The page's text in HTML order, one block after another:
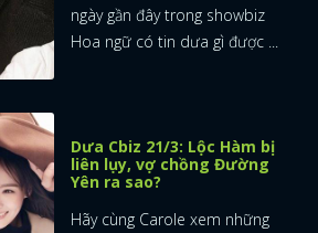
ngày gần đây trong showbiz
Hoa ngữ có tin dưa gì được ...
Dưa Cbiz 21/3: Lộc Hàm bị
liên lụy, vợ chồng Đường
Yên ra sao?
Hãy cùng Carole xem những